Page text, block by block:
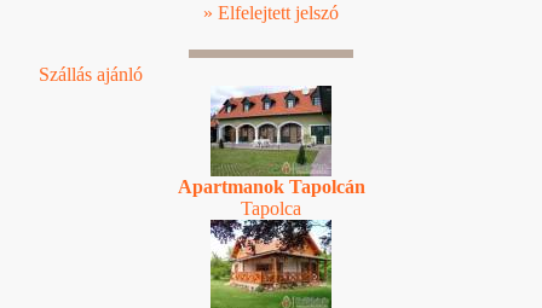
» Elfelejtett jelszó
Szállás ajánló
Apartmanok Tapolcán
Tapolca